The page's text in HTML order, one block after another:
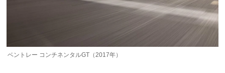
ベントレー コンチネンタルGT（2017年）